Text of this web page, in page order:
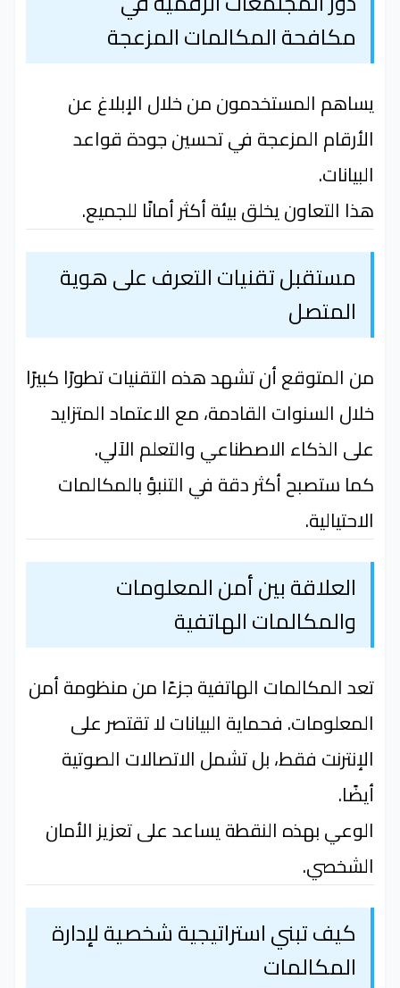
مكافحة المكالمات المزعجة
يساهم المستخدمون من خلال الإبلاغ عن
الأرقام المزعجة في تحسين جودة قواعد
البيانات.
هذا التعاون يخلق بيئة أكثر أمانًا للجميع.
مستقبل تقنيات التعرف على هوية
المتصل
من المتوقع أن تشهد هذه التقنيات تطورًا كبيرًا
خلال السنوات القادمة، مع الاعتماد المتزايد
على الذكاء الاصطناعي والتعلم الآلي.
كما ستصبح أكثر دقة في التنبؤ بالمكالمات
الاحتيالية.
العلاقة بين أمن المعلومات
والمكالمات الهاتفية
تعد المكالمات الهاتفية جزءًا من منظومة أمن
المعلومات. فحماية البيانات لا تقتصر على
الإنترنت فقط، بل تشمل الاتصالات الصوتية
أيضًا.
الوعي بهذه النقطة يساعد على تعزيز الأمان
الشخصي.
كيف تبني استراتيجية شخصية لإدارة
المكالمات